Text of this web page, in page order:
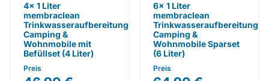
4x 1 Liter
membraclean
Trinkwasseraufbereitung
Camping &
Wohnmobile mit
Befüllset (4 Liter)
Preis
6x 1 Liter
membraclean
Trinkwasseraufbereitung
Camping &
Wohnmobile Sparset
(6 Liter)
Preis